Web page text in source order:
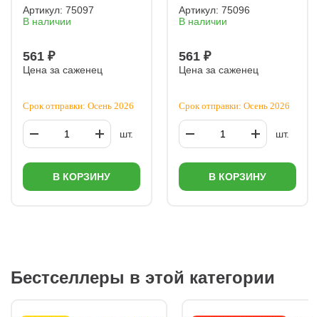
Артикул: 75097
В наличии
561 ₽
Цена за саженец
Срок отправки: Осень 2026
шт.
В КОРЗИНУ
Артикул: 75096
В наличии
561 ₽
Цена за саженец
Срок отправки: Осень 2026
шт.
В КОРЗИНУ
Бестселлеры в этой категории